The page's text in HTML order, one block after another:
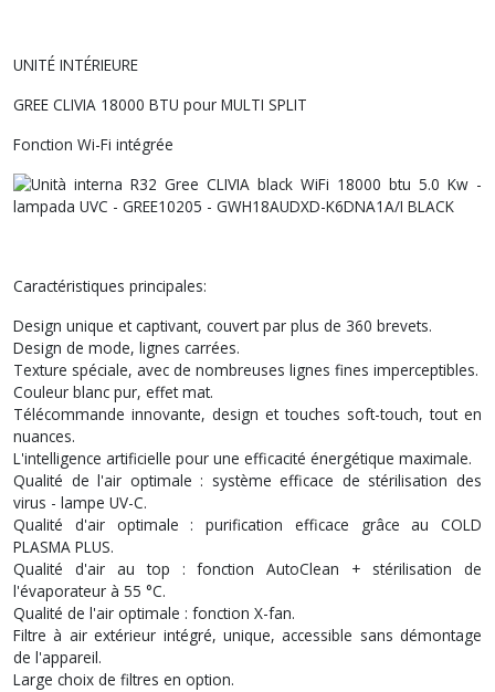
UNITÉ INTÉRIEURE
GREE CLIVIA 18000 BTU pour MULTI SPLIT
Fonction Wi-Fi intégrée
Caractéristiques principales:
Design unique et captivant, couvert par plus de 360 ​​brevets.
Design de mode, lignes carrées.
Texture spéciale, avec de nombreuses lignes fines imperceptibles.
Couleur blanc pur, effet mat.
Télécommande innovante, design et touches soft-touch, tout en
nuances.
L'intelligence artificielle pour une efficacité énergétique maximale.
Qualité de l'air optimale : système efficace de stérilisation des
virus - lampe UV-C.
Qualité d'air optimale : purification efficace grâce au COLD
PLASMA PLUS.
Qualité d'air au top : fonction AutoClean + stérilisation de
l'évaporateur à 55 °C.
Qualité de l'air optimale : fonction X-fan.
Filtre à air extérieur intégré, unique, accessible sans démontage
de l'appareil.
Large choix de filtres en option.